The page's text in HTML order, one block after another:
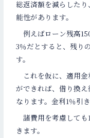
総返済額を減らした
能性があります。
例えばローン残高
3％だとすると、残り
す。
これを仮に、適用金
ができれば、借り換
なります。金利1％引
諸費用を考慮しても
きます。